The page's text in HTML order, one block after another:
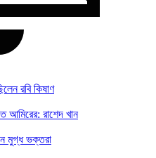
রবি কিষাণ
আমিরের: রাশেদ খান
মুগ্ধ ভক্তরা